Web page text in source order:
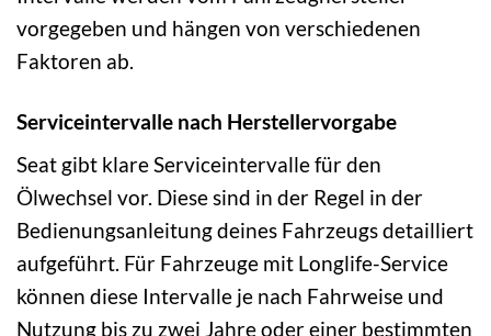
vorgegeben und hängen von verschiedenen
Faktoren ab.
Serviceintervalle nach Herstellervorgabe
Seat gibt klare Serviceintervalle für den
Ölwechsel vor. Diese sind in der Regel in der
Bedienungsanleitung deines Fahrzeugs detailliert
aufgeführt. Für Fahrzeuge mit Longlife-Service
können diese Intervalle je nach Fahrweise und
Nutzung bis zu zwei Jahre oder einer bestimmten